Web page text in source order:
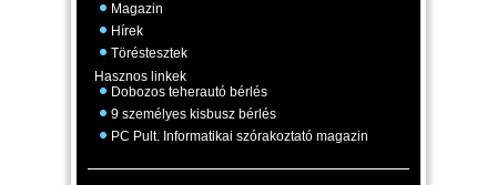
Magazin
Hírek
Töréstesztek
Hasznos linkek
Dobozos teherautó bérlés
9 személyes kisbusz bérlés
PC Pult. Informatikai szórakoztató magazin